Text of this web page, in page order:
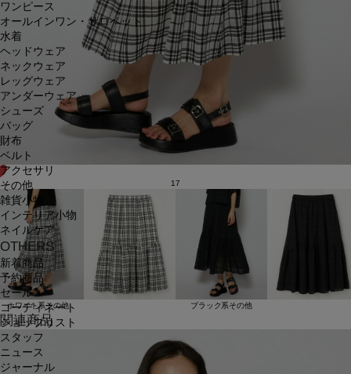
ワンピース
オールインワン・サロペット
水着
ヘッドウェア
ネックウェア
レッグウェア
アンダーウェア
シューズ
バッグ
財布
ベルト
アクセサリ
その他
雑貨小物
インテリア小物
ネイルケア
OTHERS
新着商品
予約商品
セール
コーディネート
ショップリスト
スタッフ
ニュース
ジャーナル
17
ホワイト系その他 ブラック系その他
関連商品